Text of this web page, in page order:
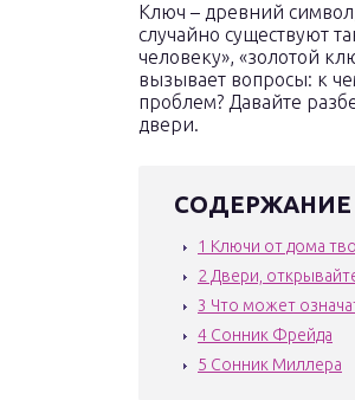
Ключ – древний
случайно существуют
человеку», «золотой
вызывает вопросы: к
проблем? Давайте
двери.
СОДЕРЖАНИЕ
1 Ключи от дома
2 Двери,
3 Что может
4 Сонник Фрейда
5 Сонник Миллера